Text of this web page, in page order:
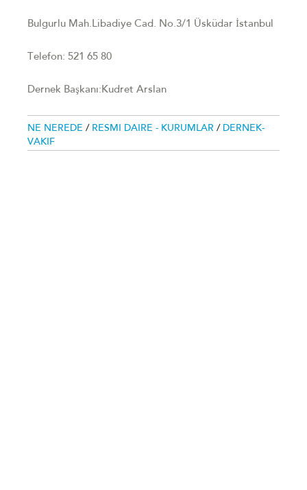
Bulgurlu Mah.Libadiye Cad. No.3/1 Üsküdar İstanbul
Telefon: 521 65 80
Dernek Başkanı:Kudret Arslan
NE NEREDE / RESMI DAIRE - KURUMLAR / DERNEK-
VAKIF